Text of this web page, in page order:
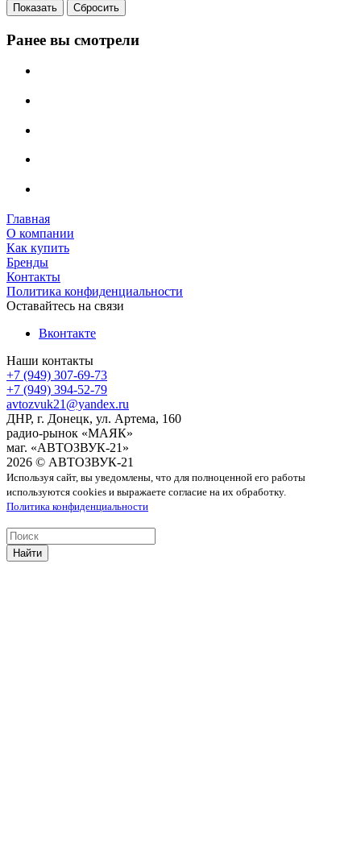
Сбросить
Ранее вы смотрели
Главная
О компании
Как купить
Бренды
Контакты
Политика конфиденциальности
Оставайтесь на связи
Вконтакте
Наши контакты
+7 (949) 307-69-73
+7 (949) 394-52-79
avtozvuk21@yandex.ru
ДНР, г. Донецк, ул. Артема, 160
радио-рынок «МАЯК»
маг. «АВТОЗВУК-21»
2026 © АВТОЗВУК-21
Используя сайт, вы уведомлены, что для полноценной его работы
используются cookies и выражаете согласие на их обработку.
Политика конфиденциальности
Найти